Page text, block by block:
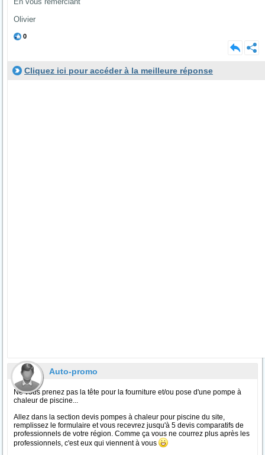
Olivier
0
Cliquez ici pour accéder à la meilleure réponse
Auto-promo
Ne vous prenez pas la tête pour la fourniture et/ou pose d'une pompe à
chaleur de piscine...
Allez dans la section devis pompes à chaleur pour piscine du site,
remplissez le formulaire et vous recevrez jusqu'à 5 devis comparatifs de
professionnels de votre région. Comme ça vous ne courrez plus après les
professionnels, c'est eux qui viennent à vous